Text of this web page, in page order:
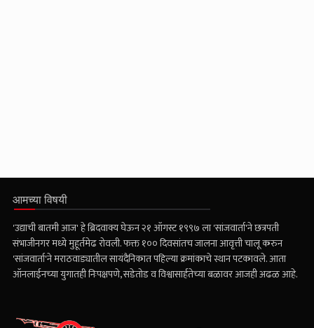
'उद्याची बातमी आज' हे ब्रिदवाक्य घेऊन २१ ऑगस्ट १९९७ ला 'सांजवार्ता'ने छत्रपती
संभाजीनगर मध्ये मुहूर्तमेढ रोवली. फक्त १०० दिवसांतच जालना आवृत्ती चालू करुन
'सांजवार्ता'ने मराठवाड्यातील सायंदैनिकात पहिल्या क्रमांकाचे स्थान पटकावले. आता